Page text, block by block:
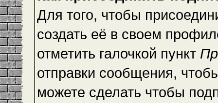
Для того, чтобы
создать её в своем
отметить галочкой пункт
отправки сообщения,
можете сделать чтобы